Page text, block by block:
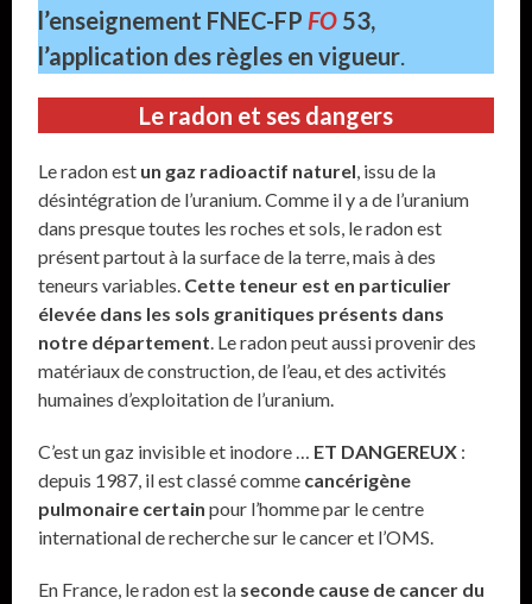
l’enseignement FNEC-FP FO 53,
l’application des règles en vigueur
Le radon et ses dangers
Le radon est un gaz radioactif naturel , issu de la
désintégration de l’uranium. Comme il y a de l’uranium
dans presque toutes les roches et sols, le radon est
présent partout à la surface de la terre, mais à des
teneurs variables. Cette teneur est en particulier
élevée dans les sols granitiques présents dans
notre département . Le radon peut aussi provenir des
matériaux de construction, de l’eau, et des activités
humaines d’exploitation de l’uranium.
C’est un gaz invisible et inodore … ET DANGEREUX :
depuis 1987, il est classé comme cancérigène
pulmonaire certain pour l’homme par le centre
international de recherche sur le cancer et l’OMS.
En France, le radon est la seconde cause de cancer du